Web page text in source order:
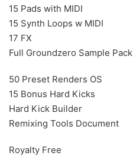
15 Pads with MIDI
15 Synth Loops w MIDI
17 FX
Full Groundzero Sample Pack
50 Preset Renders OS
15 Bonus Hard Kicks
Hard Kick Builder
Remixing Tools Document
Royalty Free